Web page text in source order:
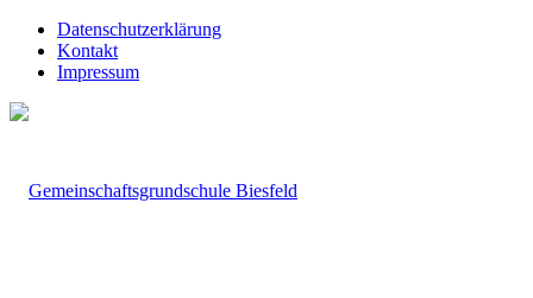
Datenschutzerklärung
Kontakt
Impressum